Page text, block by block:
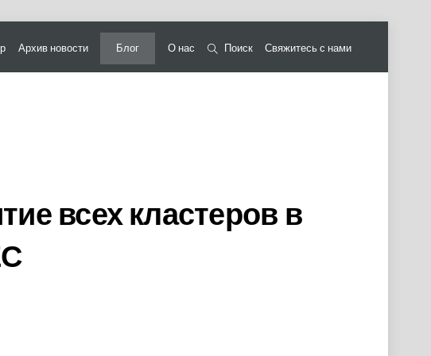
Архив новости Блог О нас Поиск Свяжитесь с нами
всех кластеров в